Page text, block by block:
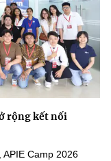
rộng kết nối
Camp 2026